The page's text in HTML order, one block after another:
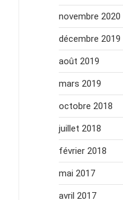
novembre 2020
décembre 2019
août 2019
mars 2019
octobre 2018
juillet 2018
février 2018
mai 2017
avril 2017